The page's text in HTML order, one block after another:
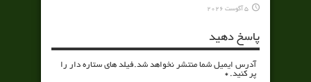
5 آگوست 2026
پاسخ دهید
آدرس ایمیل شما منتشر نخواهد شد.فیلد های ستاره دار را
پر کنید.*